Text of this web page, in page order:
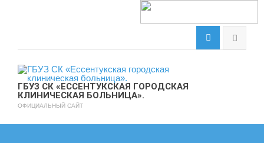
ГБУЗ СК «ЕССЕНТУКСКАЯ ГОРОДСКАЯ
КЛИНИЧЕСКАЯ БОЛЬНИЦА».
ОФИЦИАЛЬНЫЙ САЙТ